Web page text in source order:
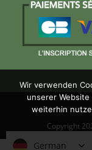
Copyright
German
Wir verwenden
unserer
weiterhin
German